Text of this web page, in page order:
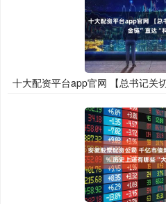
十大配资平台app官网 【总书记关